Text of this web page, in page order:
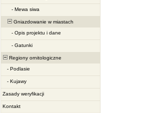
- Mewa siwa
Gniazdowanie w miastach
- Opis projektu i dane
- Gatunki
Regiony ornitologiczne
- Podlasie
- Kujawy
Zasady weryfikacji
Kontakt